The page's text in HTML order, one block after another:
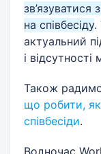
на співбесіду.
актуальний
і відсутності
Також
що робити,
співбесіди.